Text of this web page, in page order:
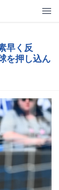
早く反
を押し込ん